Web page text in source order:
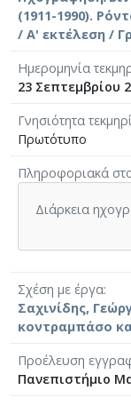
(1911-1990).
/ Α' εκτέλεση /
Ημερομηνία
23 Σεπτεμβρίου
Γνησιότητα
Πρωτότυπο
Πληροφοριακά
Διάρκεια
Σχέση με έργα
Σαχινίδης,
κοντραμπάσο
Προέλευση
Πανεπιστήμιο